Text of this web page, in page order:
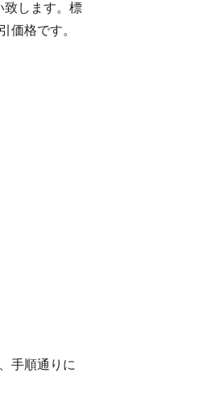
致します。標
価格です。
手順通りに